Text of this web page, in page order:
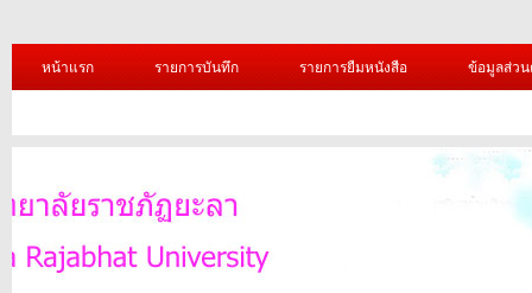
หน้าแรก รายการบันทึก รายการยืมหนังสือ ข้อมูลส่ว